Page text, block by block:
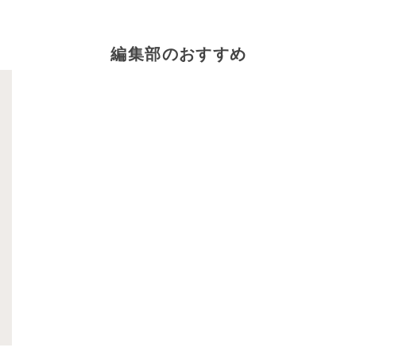
編集部のおすすめ